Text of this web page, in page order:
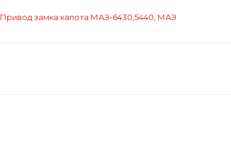
Привод замка капота МАЗ-6430,5440, МАЗ